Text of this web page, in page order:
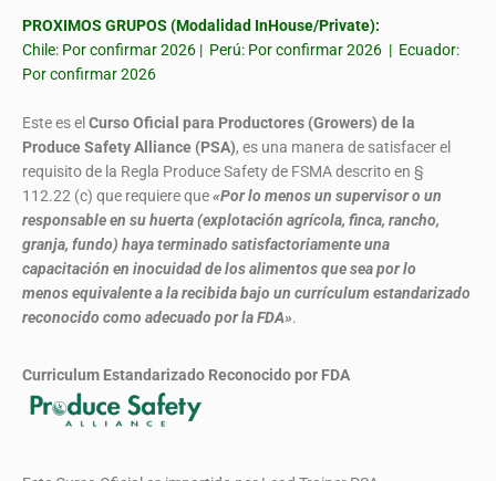
PROXIMOS GRUPOS (Modalidad InHouse/Private):
Chile: Por confirmar 2026 | Perú: Por confirmar 2026 | Ecuador:
Por confirmar 2026
Este es el Curso Oficial para Productores (Growers) de la
Produce Safety Alliance (PSA), es una manera de satisfacer el
requisito de la Regla Produce Safety de FSMA descrito en §
112.22 (c) que requiere que«Por lo menos un supervisor o un
responsable en su huerta (explotación agrícola, finca, rancho,
granja, fundo) haya terminado satisfactoriamente una
capacitación en inocuidad de los alimentos que sea por lo
menos equivalente a la recibida bajo un currículum estandarizado
reconocido como adecuado por la FDA».
Curriculum Estandarizado Reconocido por FDA